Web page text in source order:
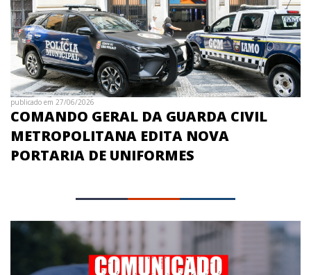
publicado em 27/06/2026
COMANDO GERAL DA GUARDA CIVIL
METROPOLITANA EDITA NOVA
PORTARIA DE UNIFORMES